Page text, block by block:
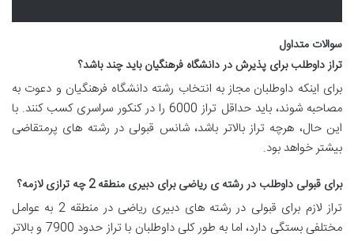
سوالات متداول
تراز داوطلب برای پذیرش در دانشگاه فرهنگیان باید چند باشد؟
برای اینکه داوطلبان مجاز به انتخاب رشته دانشگاه فرهنگیان و دعوت به
مصاحبه شوند، باید حداقل تراز 6000 را در کنکور سراسری کسب کنند. با
این حال، هرچه تراز بالاتر باشد، شانس قبولی در رشته های پرمتقاضی
بیشتر خواهد بود.
برای قبولی داوطلب در رشته ی ریاضی برای دبیری منطقه 2 چه ترازی لازمه؟
تراز لازم برای قبولی در رشته های دبیری ریاضی در منطقه 2 به عوامل
مختلفی بستگی دارد، اما به طور کلی داوطلبان با تراز حدود 7900 و بالاتر